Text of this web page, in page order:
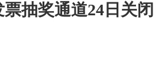
抽奖通道24日关闭